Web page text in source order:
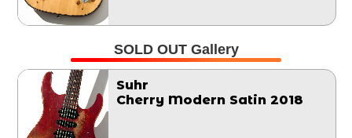
SOLD OUT Gallery
Suhr
Cherry Modern Satin 2018